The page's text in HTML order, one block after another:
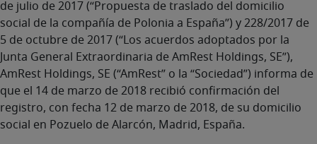
de julio de 2017 (“Propuesta de traslado del domicilio
social de la compañía de Polonia a España”) y 228/2017 de
5 de octubre de 2017 (“Los acuerdos adoptados por la
Junta General Extraordinaria de AmRest Holdings, SE”),
AmRest Holdings, SE (“AmRest” o la “Sociedad”) informa de
que el 14 de marzo de 2018 recibió confirmación del
registro, con fecha 12 de marzo de 2018, de su domicilio
social en Pozuelo de Alarcón, Madrid, España.